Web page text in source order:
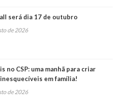
será dia 17 de outubro
de 2026
no CSP: uma manhã para criar
em família!
de 2026